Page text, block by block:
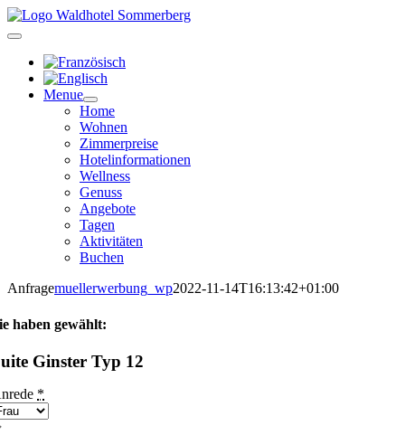
Zum
Inhalt
Menue
Home
Wohnen
Zimmerpreise
Hotelinformationen
Wellness
Genuss
Angebote
Tagen
Aktivitäten
Buchen
Anfragemuellerwerbung_wp2022-11-14T16:13:42+01:00
haben gewählt:
Ginster Typ 12
*